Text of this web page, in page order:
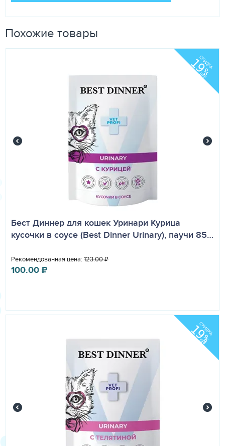
Похожие товары
СКИДКА
19
%
OFF
Бест Диннер для кошек Уринари Курица
кусочки в соусе (Best Dinner Urinary), паучи 85…
Рекомендованная цена: 123.00₽
100.00₽
СКИДКА
19
%
OFF